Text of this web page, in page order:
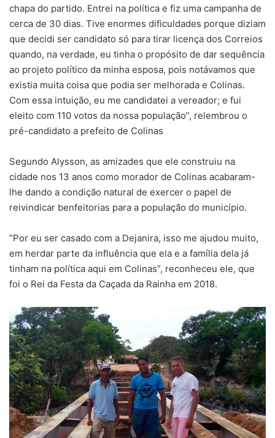
chapa do partido. Entrei na política e fiz uma campanha de
cerca de 30 dias. Tive enormes dificuldades porque diziam
que decidi ser candidato só para tirar licença dos Correios
quando, na verdade, eu tinha o propósito de dar sequência
ao projeto político da minha esposa, pois notávamos que
existia muita coisa que podia ser melhorada e Colinas.
Com essa intuição, eu me candidatei a vereador; e fui
eleito com 110 votos da nossa população”, relembrou o
pré-candidato a prefeito de Colinas
Segundo Alysson, as amizades que ele construiu na
cidade nos 13 anos como morador de Colinas acabaram-
lhe dando a condição natural de exercer o papel de
reivindicar benfeitorias para a população do município.
“Por eu ser casado com a Dejanira, isso me ajudou muito,
em herdar parte da influência que ela e a família dela já
tinham na política aqui em Colinas”, reconheceu ele, que
foi o Rei da Festa da Caçada da Rainha em 2018.